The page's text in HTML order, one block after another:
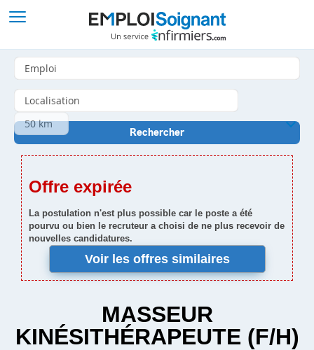
Offre expirée
La postulation n'est plus possible car le poste a été
pourvu ou bien le recruteur a choisi de ne plus recevoir de
nouvelles candidatures.
Voir les offres similaires
MASSEUR
KINÉSITHÉRAPEUTE (F/H)